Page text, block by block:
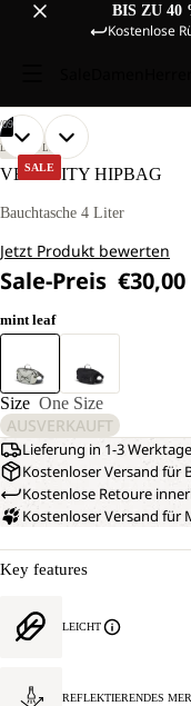
BIS ZU 40
Kostenlose
SALE
09
BILD
IM
ÖFFNEN
BILD
IM
ÖFFNEN
BILD
IM
ÖFFNEN
BILD
IM
ÖFFNEN
BILD
IM
ÖFFNEN
BILD
IM
ÖFFNEN
BILD
IM
ÖFFNEN
BILD
IM
ÖFFNEN
BILD
IM
ÖFFNEN
LIFESTYLE
VELOCITY HIPBAG
Bauchtasche 4 Liter
Jetzt Produkt bewerten
Sale-Preis €30,00
mint leaf
Size One Size
AUSVERKAUFT
Lieferung in 1-3
Kostenloser Versand für
Kostenlose Retoure
Kostenloser Versand für
Key features
LEICHT
REFLEKTIERENDES